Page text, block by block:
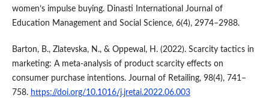
women’s impulse buying. Dinasti International Journal of
Education Management and Social Science, 6(4), 2974–2988.
Barton, B., Zlatevska, N., & Oppewal, H. (2022). Scarcity tactics in
marketing: A meta-analysis of product scarcity effects on
consumer purchase intentions. Journal of Retailing, 98(4), 741–
758. https://doi.org/10.1016/j.jretai.2022.06.003